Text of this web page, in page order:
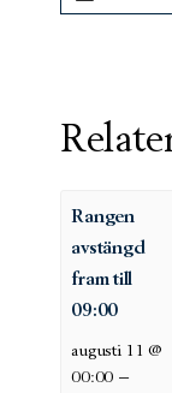
Rangen
avstängd
fram till
09:00
augusti 11 @
00:00 –